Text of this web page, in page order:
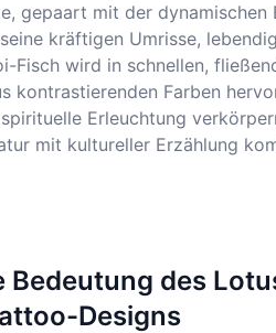
gepaart mit der
kräftigen Umrisse,
wird in schnellen,
kontrastierenden Farben
Erleuchtung
mit kultureller Erzählung
Bedeutung des
Designs